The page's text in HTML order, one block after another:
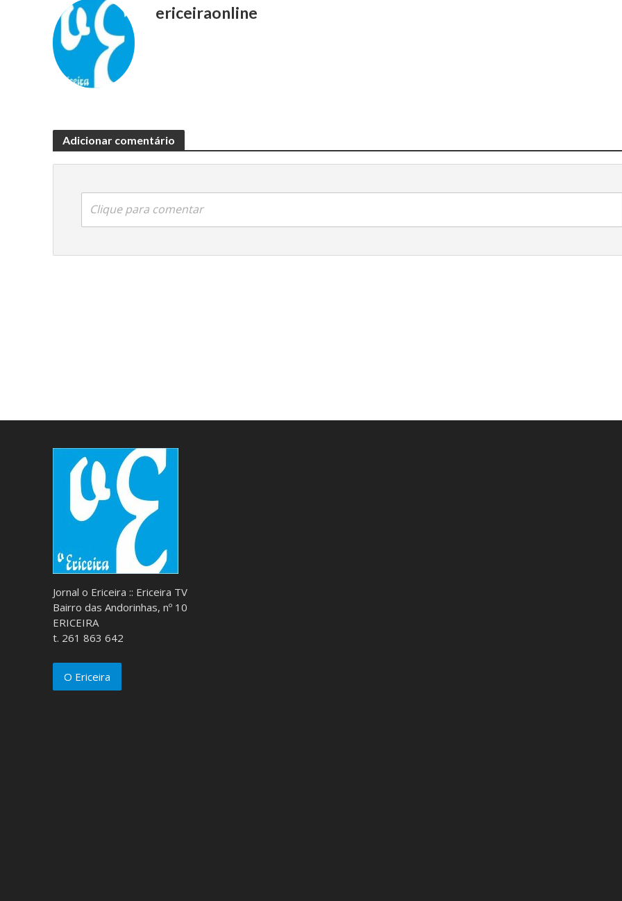
ericeiraonline
Adicionar comentário
Clique para comentar
Jornal o Ericeira :: Ericeira TV
Bairro das Andorinhas, nº 10
ERICEIRA
t. 261 863 642
O Ericeira